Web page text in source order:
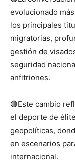
evolucionado
los principales
migratorias,
gestión de
seguridad
anfitriones.
🔴Este cambio
el deporte de
geopolíticas,
en escenarios
internacional.